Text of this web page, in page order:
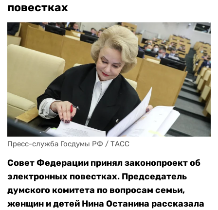
повестках
Пресс-служба Госдумы РФ / ТАСС
Совет Федерации принял законопроект об
электронных повестках. Председатель
думского комитета по вопросам семьи,
женщин и детей Нина Останина рассказала